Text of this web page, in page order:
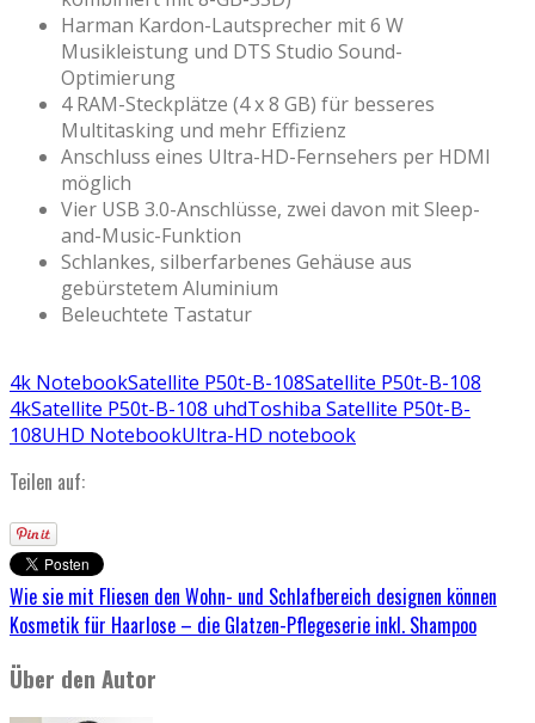
Harman Kardon-Lautsprecher mit 6 W
Musikleistung und DTS Studio Sound-
Optimierung
4 RAM-Steckplätze (4 x 8 GB) für besseres
Multitasking und mehr Effizienz
Anschluss eines Ultra-HD-Fernsehers per HDMI
möglich
Vier USB 3.0-Anschlüsse, zwei davon mit Sleep-
and-Music-Funktion
Schlankes, silberfarbenes Gehäuse aus
gebürstetem Aluminium
Beleuchtete Tastatur
4k NotebookSatellite P50t-B-108Satellite P50t-B-108
4kSatellite P50t-B-108 uhdToshiba Satellite P50t-B-
108UHD NotebookUltra-HD notebook
Teilen auf:
Wie sie mit Fliesen den Wohn- und Schlafbereich designen können
Kosmetik für Haarlose – die Glatzen-Pflegeserie inkl. Shampoo
Über den Autor